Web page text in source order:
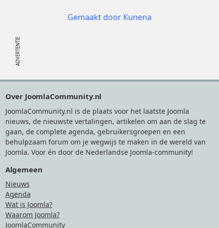
Gemaakt door Kunena
Over JoomlaCommunity.nl
JoomlaCommunity.nl is de plaats voor het laatste Joomla
nieuws, de nieuwste vertalingen, artikelen om aan de slag te
gaan, de complete agenda, gebruikersgroepen en een
behulpzaam forum om je wegwijs te maken in de wereld van
Joomla. Voor én door de Nederlandse Joomla-community!
Algemeen
Nieuws
Agenda
Wat is Joomla?
Waarom Joomla?
JoomlaCommunity